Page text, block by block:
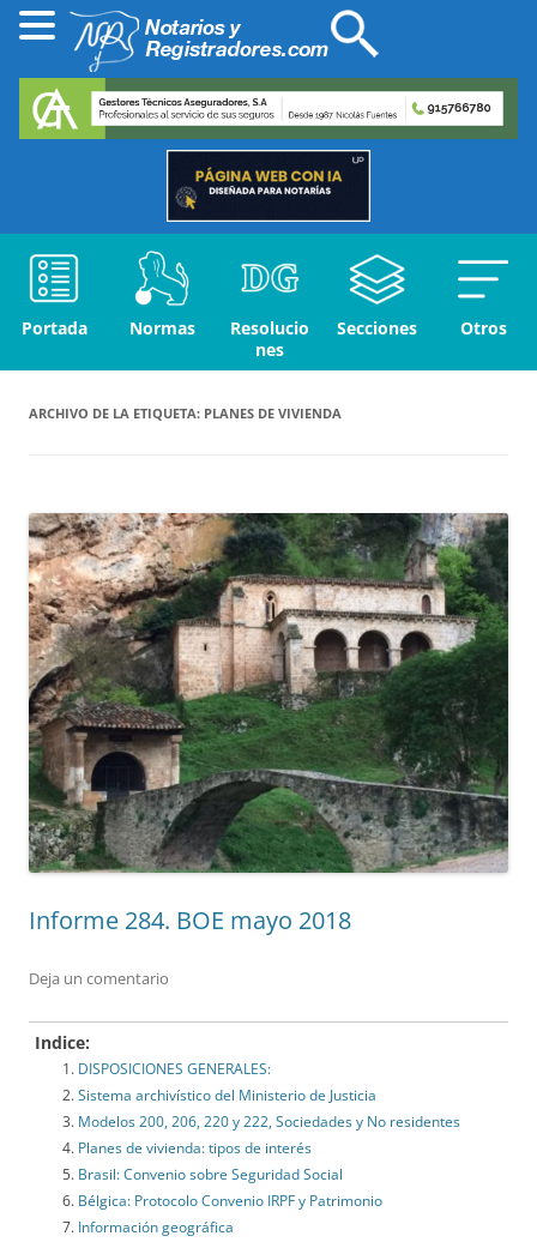
Portada Normas
Resolucio
nes
Secciones Otros
ARCHIVO DE LA ETIQUETA: PLANES DE VIVIENDA
Informe 284. BOE mayo 2018
Deja un comentario
Indice:
DISPOSICIONES GENERALES:
Sistema archivístico del Ministerio de Justicia
Modelos 200, 206, 220 y 222, Sociedades y No residentes
Planes de vivienda: tipos de interés
Brasil: Convenio sobre Seguridad Social
Bélgica: Protocolo Convenio IRPF y Patrimonio
Información geográfica